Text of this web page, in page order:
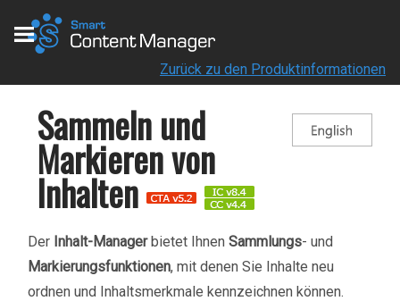
Zurück zu den Produktinformationen
Sammeln und
Markieren von
Inhalten
Der Inhalt-Managerbietet Ihnen Sammlungs- und
Markierungsfunktionen, mit denen Sie Inhalte neu
ordnen und Inhaltsmerkmale kennzeichnen können.